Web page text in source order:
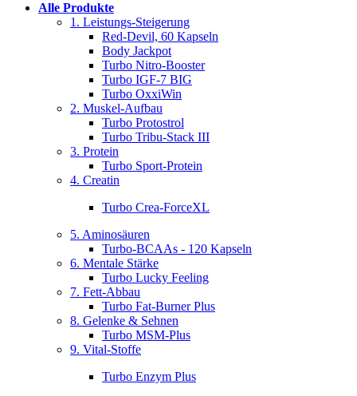
Alle Produkte
1. Leistungs-Steigerung
Red-Devil, 60 Kapseln
Body Jackpot
Turbo Nitro-Booster
Turbo IGF-7 BIG
Turbo OxxiWin
2. Muskel-Aufbau
Turbo Protostrol
Turbo Tribu-Stack III
3. Protein
Turbo Sport-Protein
4. Creatin
Turbo Crea-ForceXL
5. Aminosäuren
Turbo-BCAAs - 120 Kapseln
6. Mentale Stärke
Turbo Lucky Feeling
7. Fett-Abbau
Turbo Fat-Burner Plus
8. Gelenke & Sehnen
Turbo MSM-Plus
9. Vital-Stoffe
Turbo Enzym Plus